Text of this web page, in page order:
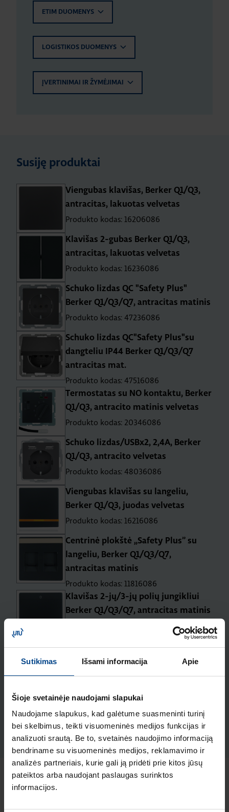
Sutikimas Išsami informacija Apie
Šioje svetainėje naudojami slapukai
Naudojame slapukus, kad galėtume suasmeninti turinį
bei skelbimus, teikti visuomeninės medijos funkcijas ir
analizuoti srautą. Be to, svetainės naudojimo informaciją
bendriname su visuomeninės medijos, reklamavimo ir
analizės partneriais, kurie gali ją pridėti prie kitos jūsų
pateiktos arba naudojant paslaugas surinktos
informacijos.
ETIM DUOMENYS
LOGISTIKOS DUOMENYS
ĮVERTINIMAI IR ŽYMĖJIMAI
Susiję produktai
Viengubas klavišas, Berker Q1/Q3,
antracitas, lakuotas velvetas
Produkto kodas: 16206086
Klavišas 2-gubas Berker Q1/Q3,
antracitas, lakuotas velvetas
Produkto kodas: 16236086
Schuko lizdas QC "Safety Plus"
Berker Q1/Q3/Q7, antracitas matinis
Produkto kodas: 47236086
Schuko lizdas QC"Safety Plus"su
dangteliu IP44 Berker Q1/Q3/Q7
antracitas mat.
Produkto kodas: 47516086
Termostatas su NO kontaktu, Berker
Q1/Q3, antracito matinis velvetas
Produkto kodas: 20346086
Schuko lizdas/USBx2, 2,4A, Berker
Q1/Q3, antracito velvetas
Produkto kodas: 48036086
Viengubas klavišas su langeliu,
Berker Q1/Q3, juodas velvetas
Produkto kodas: 16216086
Centrinė plokštė „Safety Plus” su
langeliu, Berker Q1/Q3/Q7,
antracitas matinis
Produkto kodas: 11816086
Klavišas 2-jų/3-jų polių jungikliui
Berker Q1/Q3/Q7, antracitas matinis
Klavišas 3-jų klavišų jungikliui,
Berker Q1/ Q3, antracito velvetas
Produkto kodas: 16656086
Schuko lizdas/ USBx2 A-C, Berker
Q.x, antracitas matinis
Produkto kodas: 48046086
Naujausi straipsniai pagal temą